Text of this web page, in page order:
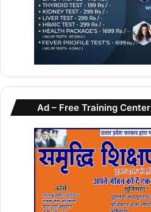
Ad – Free Training Center